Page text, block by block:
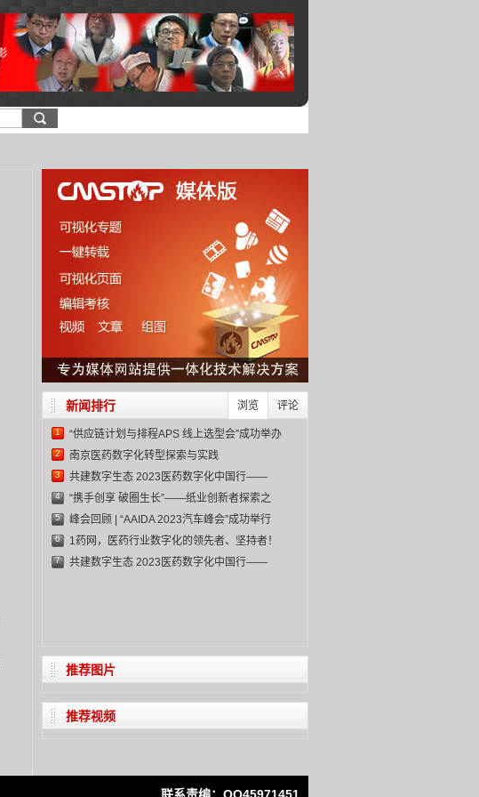
浏览 评论
新闻排行
1 “供应链计划与排程APS 线上选型会”成功举办
2 南京医药数字化转型探索与实践
3
共建数字生态 2023医药数字化中国行——
CIAPH
4 “携手创享 破圈生长”——纸业创新者探索之
5 峰会回顾 | “AAIDA 2023汽车峰会”成功举行
6 1药网，医药行业数字化的领先者、坚持者！
7
共建数字生态 2023医药数字化中国行——
推荐图片
推荐视频